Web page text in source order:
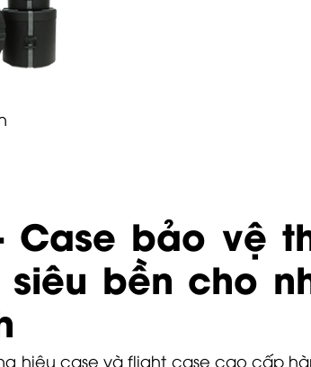
Case bảo vệ
siêu bền cho
hiệu case và flight case cao cấp